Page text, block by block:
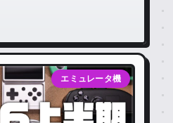
エミュレータ機